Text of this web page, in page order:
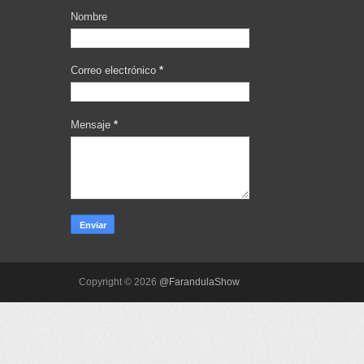
Nombre
Correo electrónico *
Mensaje *
Copyright © 2026 @FarandulaShow